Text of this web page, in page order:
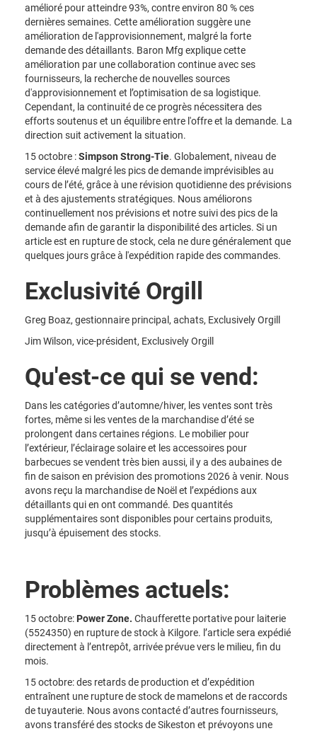
amélioré pour atteindre 93%, contre environ 80 % ces
dernières semaines. Cette amélioration suggère une
amélioration de l'approvisionnement, malgré la forte
demande des détaillants. Baron Mfg explique cette
amélioration par une collaboration continue avec ses
fournisseurs, la recherche de nouvelles sources
d'approvisionnement et l’optimisation de sa logistique.
Cependant, la continuité de ce progrès nécessitera des
efforts soutenus et un équilibre entre l'offre et la demande. La
direction suit activement la situation.
15 octobre :Simpson Strong-Tie. Globalement, niveau de
service élevé malgré les pics de demande imprévisibles au
cours de l’été, grâce à une révision quotidienne des prévisions
et à des ajustements stratégiques. Nous améliorons
continuellement nos prévisions et notre suivi des pics de la
demande afin de garantir la disponibilité des articles. Si un
article est en rupture de stock, cela ne dure généralement que
quelques jours grâce à l'expédition rapide des commandes.
Exclusivité Orgill
Greg Boaz, gestionnaire principal, achats, Exclusively Orgill
Jim Wilson, vice-président, Exclusively Orgill
Qu'est-ce qui se vend:
Dans les catégories d’automne/hiver, les ventes sont très
fortes, même si les ventes de la marchandise d’été se
prolongent dans certaines régions. Le mobilier pour
l’extérieur, l’éclairage solaire et les accessoires pour
barbecues se vendent très bien aussi, il y a des aubaines de
fin de saison en prévision des promotions 2026 à venir. Nous
avons reçu la marchandise de Noël et l’expédions aux
détaillants qui en ont commandé. Des quantités
supplémentaires sont disponibles pour certains produits,
jusqu’à épuisement des stocks.
Problèmes actuels:
15 octobre: Power Zone. Chaufferette portative pour laiterie
(5524350) en rupture de stock à Kilgore. l’article sera expédié
directement à l’entrepôt, arrivée prévue vers le milieu, fin du
mois.
15 octobre: des retards de production et d’expédition
entraînent une rupture de stock de mamelons et de raccords
de tuyauterie. Nous avons contacté d’autres fournisseurs,
avons transféré des stocks de Sikeston et prévoyons une